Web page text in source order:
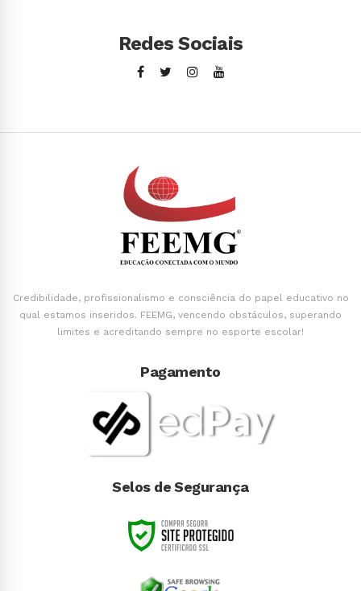
Redes Sociais
Credibilidade, profissionalismo e consciência do papel educativo no
qual estamos inseridos. FEEMG, vencendo obstáculos, superando
limites e acreditando sempre no esporte escolar!
Pagamento
Selos de Segurança